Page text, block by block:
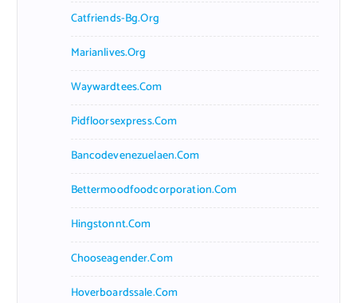
Catfriends-Bg.org
Marianlives.org
Waywardtees.com
Pidfloorsexpress.com
Bancodevenezuelaen.com
Bettermoodfoodcorporation.com
Hingstonnt.com
Chooseagender.com
Hoverboardssale.com